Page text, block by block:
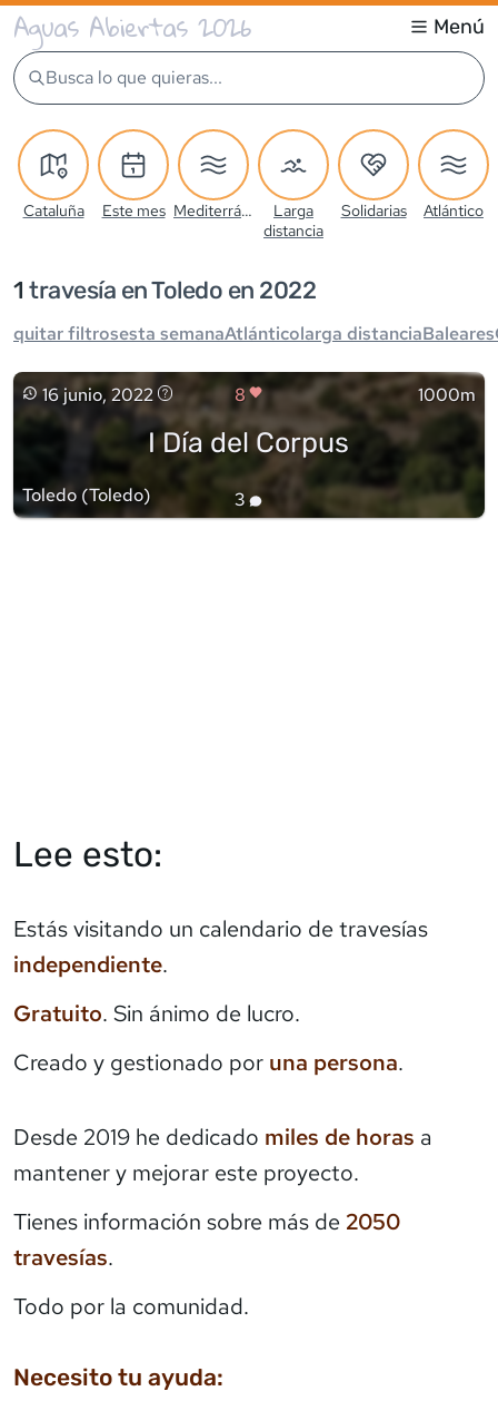
Aguas Abiertas 2026 Menú
Busca lo que quieras...
Cataluña Este mes Mediterráneo
Larga
distancia
Solidarias Atlántico
1 travesía en Toledo en 2022
quitar filtrosesta semanaAtlánticolarga distanciaBaleares
16 junio, 2022 8 1000m
I Día del Corpus
Toledo (Toledo) 3
Lee esto:
Estás visitando un calendario de travesías
independiente.
Gratuito. Sin ánimo de lucro.
Creado y gestionado por una persona.
Desde 2019 he dedicado miles de horas a
mantener y mejorar este proyecto.
Tienes información sobre más de 2050
travesías.
Todo por la comunidad.
Necesito tu ayuda: